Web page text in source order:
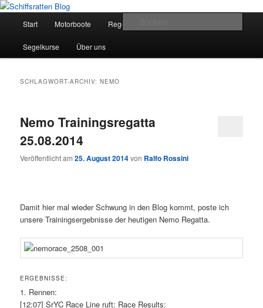
Zum
springen
Zum
springenSchiffsratten Blog
Segelsport in Second Life
Start Motorboote Regelkunde
Segelkurse Über uns
SCHLAGWORT-ARCHIV:NEMO
Nemo Trainingsregatta
25.08.2014
Veröffentlicht am25. August 2014von Ralfo Rossini
Damit hier mal wieder Schwung in den Blog kommt, poste ich
unsere Trainingsergebnisse der heutigen Nemo Regatta.
ERGEBNISSE:
1. Rennen:
[12:07] SrYC Race Line ruft: Race Results: